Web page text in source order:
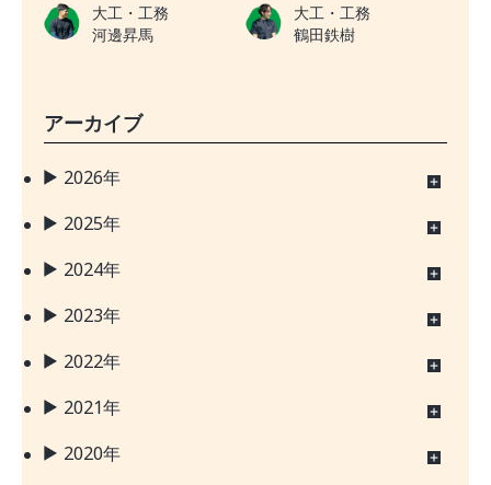
大工・工務
河邊昇馬
大工・工務
鶴田鉄樹
アーカイブ
2026年
2025年
2024年
2023年
2022年
2021年
2020年